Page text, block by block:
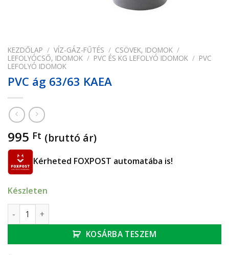
KEZDŐLAP / VÍZ-GÁZ-FŰTÉS / CSÖVEK, IDOMOK /
LEFOLYÓCSŐ, IDOMOK / PVC ÉS KG LEFOLYÓ IDOMOK / PVC
LEFOLYÓ IDOMOK
PVC ág 63/63 KAEA
995 Ft (bruttó ár)
Kérheted FOXPOST automatába is!
Készleten
PVC ág 63/63 KAEA mennyiség
KOSÁRBA TESZEM